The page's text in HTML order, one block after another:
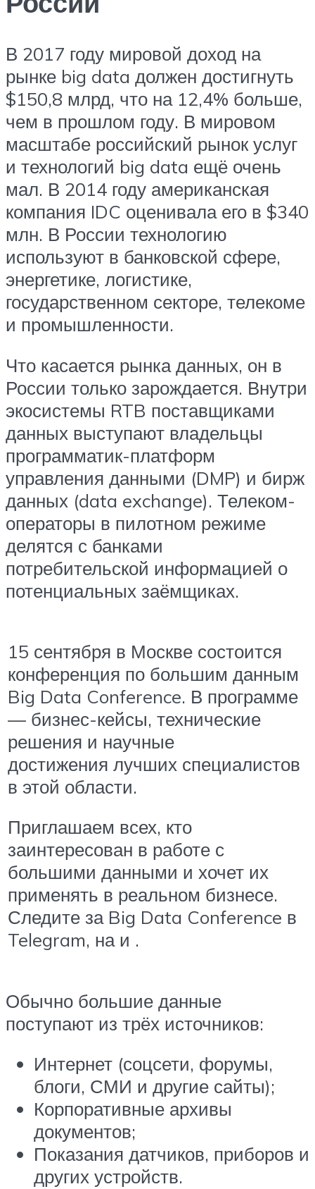
В 2017 году мировой доход на
рынке big data должен достигнуть
$150,8 млрд, что на 12,4% больше,
чем в прошлом году. В мировом
масштабе российский рынок услуг
и технологий big data ещё очень
мал. В 2014 году американская
компания IDC оценивала его в $340
млн. В России технологию
используют в банковской сфере,
энергетике, логистике,
государственном секторе, телекоме
и промышленности.
Что касается рынка данных, он в
России только зарождается. Внутри
экосистемы RTB поставщиками
данных выступают владельцы
программатик-платформ
управления данными (DMP) и бирж
данных (data exchange). Телеком-
операторы в пилотном режиме
делятся с банками
потребительской информацией о
потенциальных заёмщиках.
15 сентября в Москве состоится
конференция по большим данным
Big Data Conference. В программе
— бизнес-кейсы, технические
решения и научные
достижения лучших специалистов
в этой области.
Приглашаем всех, кто
заинтересован в работе с
большими данными и хочет их
применять в реальном бизнесе.
Следите за Big Data Conference в
Telegram, на и .
Обычно большие данные
поступают из трёх источников:
Интернет (соцсети, форумы,
блоги, СМИ и другие сайты);
Корпоративные архивы
документов;
Показания датчиков, приборов и
других устройств.